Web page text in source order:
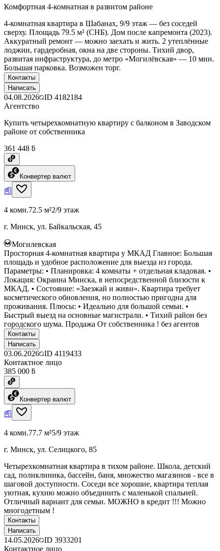
Комфортная 4-комнатная в развитом районе
4-комнатная квартира в Шабанах, 9/9 этаж — без соседей
сверху. Площадь 79.5 м² (СНБ). Дом после капремонта (2023).
Аккуратный ремонт — можно заехать и жить. 2 утеплённые
лоджии, гардеробная, окна на две стороны. Тихий двор,
развитая инфраструктура, до метро «Могилёвская» — 10 мин.
Большая парковка. Возможен торг.
Контакты
Написать
04.08.2026 ID 4182184
Агентство
Купить четырехкомнатную квартиру с балконом в Заводском
районе от собственника
361 448 ƃ
Конвертер валют
4 комн.72.5 м²2/9 этаж
г. Минск, ул. Байкальская, 45
Могилевская
Просторная 4-комнатная квартира у МКАД Главное: Большая
площадь и удобное расположение для выезда из города.
Параметры: • Планировка: 4 комнаты + отдельная кладовая. •
Локация: Окраина Минска, в непосредственной близости к
МКАД. • Состояние: «Заезжай и живи». Квартира требует
косметического обновления, но полностью пригодна для
проживания. Плюсы: • Идеально для большой семьи. •
Быстрый выезд на основные магистрали. • Тихий район без
городского шума. Продажа От собственника ! без агентов
Контакты
Написать
03.06.2026 ID 4119433
Контактное лицо
385 000 ƃ
Конвертер валют
4 комн.77.7 м²5/9 этаж
г. Минск, ул. Селицкого, 85
Четырехкомнатная квартира в тихом районе. Школа, детский
сад, поликлиника, бассейн, баня, множество магазинов - все в
шаговой доступности. Соседи все хорошие, квартира теплая
уютная, кухню можно объединить с маленькой спальней.
Отличный вариант для семьи. МОЖНО в кредит !!! Можно
многодетным !
Контакты
Написать
14.05.2026 ID 3933201
Контактное лицо